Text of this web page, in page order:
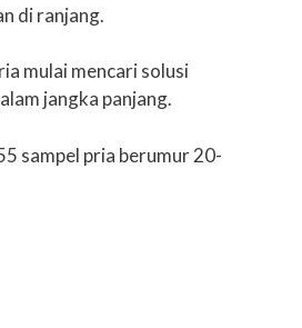
di ranjang.
mulai mencari solusi
jangka panjang.
sampel pria berumur 20-